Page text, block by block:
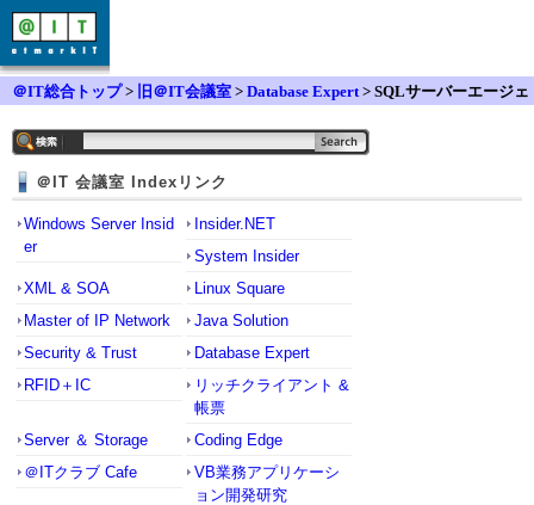
＠IT総合トップ> 旧＠IT会議室 > Database Expert> SQLサーバーエージェ
＠IT 会議室 Indexリンク
Windows Server Insid
er
Insider.NET
System Insider
XML & SOA
Linux Square
Master of IP Network
Java Solution
Security & Trust
Database Expert
RFID＋IC
リッチクライアント &
帳票
Server ＆ Storage
Coding Edge
＠ITクラブ Cafe
VB業務アプリケーシ
ョン開発研究